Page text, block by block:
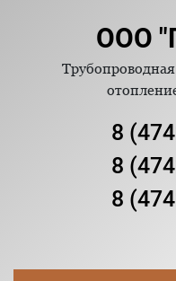
ООО
8
8
8